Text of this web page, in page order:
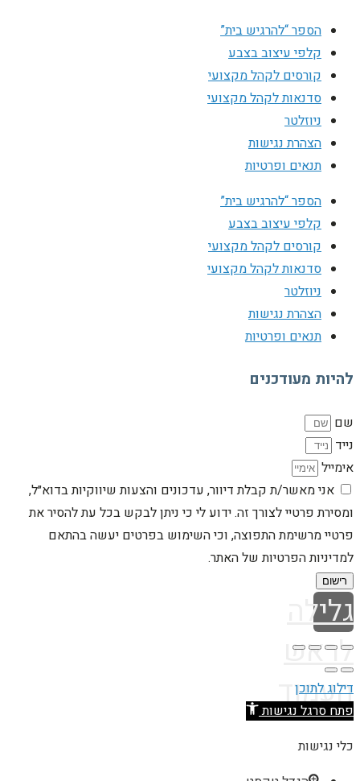
הספר “להרגיש בית”
קלפי עיצוב בצבע
קורסים לקהל מקצועי
סדנאות לקהל מקצועי
ניוזלטר
הצהרת נגישות
תנאים ופרטיות
הספר “להרגיש בית”
קלפי עיצוב בצבע
קורסים לקהל מקצועי
סדנאות לקהל מקצועי
ניוזלטר
הצהרת נגישות
תנאים ופרטיות
להיות מעודכנים
שם
נייד
אימייל
אני מאשר/ת קבלת דיוור, עדכונים והצעות שיווקיות בדוא״ל,
ומסירת פרטיי לצורך זה. ידוע לי כי ניתן לבקש בכל עת להסיר את
פרטיי מרשימת התפוצה, וכי השימוש בפרטים יעשה בהתאם
למדיניות הפרטיות של האתר.
רישום
גלילה
לראש
העמוד
דילוג לתוכן
פתח סרגל נגישות
כלי נגישות